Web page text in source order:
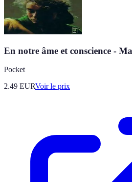
En notre âme et conscience -
Pocket
2.49 EURVoir le prix